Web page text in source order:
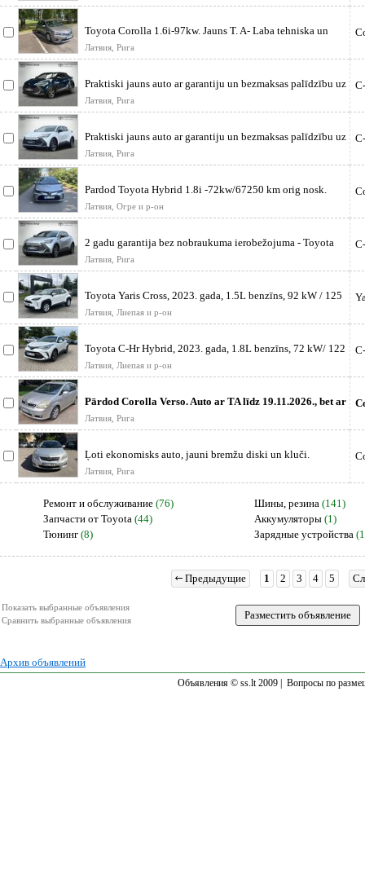
Toyota Corolla 1.6i-97kw. Jauns T. A- Laba tehniska un
vizuala stavokli. Pir
Латвия, Рига
Praktiski jauns auto ar garantiju un bezmaksas palīdzību uz
ceļa. Wess Ber
Латвия, Рига
Praktiski jauns auto ar garantiju un bezmaksas palīdzību uz
ceļa. Wess Ber
Латвия, Рига
Pardod Toyota Hybrid 1.8i -72kw/67250 km orig nosk.
/automāts Ir Toyota Rela
Латвия, Огре и р-он
2 gadu garantija bez nobraukuma ierobežojuma - Toyota
Approved un bezmaksas
Латвия, Рига
Toyota Yaris Cross, 2023. gada, 1.5L benzīns, 92 kW / 125
Zs, Active komplek
Латвия, Лиепая и р-он
Toyota C-Hr Hybrid, 2023. gada, 1.8L benzīns, 72 kW/ 122
Zs, Style komplektā
Латвия, Лиепая и р-он
Pārdod Corolla Verso. Auto ar TA līdz 19.11.2026., bet ar
defektu - nedarboj
Латвия, Рига
Ļoti ekonomisks auto, jauni bremžu diski un kluči.
Nebūtiski un sīki vizuāli
Латвия, Рига
Ремонт и обслуживание (76)
Запчасти от Toyota (44)
Тюнинг (8)
Шины, резина (141)
Аккумуляторы (1)
Зарядные устройства
Предыдущие 1 2 3 4 5
Показать выбранные объявления
Сравнить выбранные объявления
Архив объявлений
Объявления © ss.lt 2009 | Вопросы по